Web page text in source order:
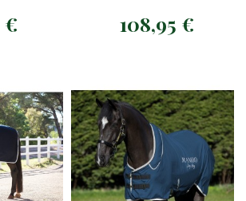
€ Prix
108,95 €